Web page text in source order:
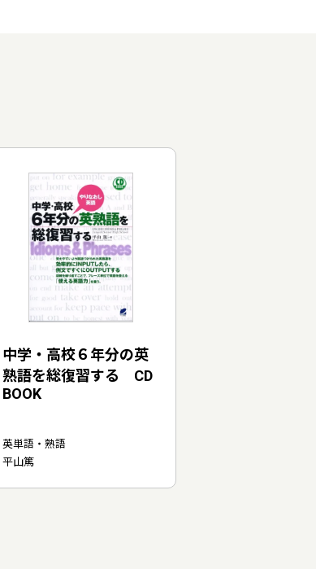
中学・高校６年分の英
熟語を総復習する CD
BOOK
英単語・熟語
平山篤